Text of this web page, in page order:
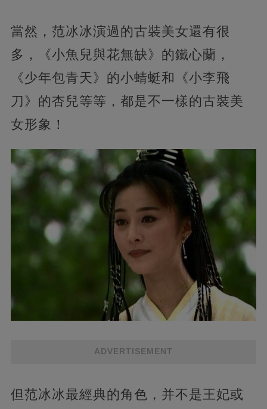
當然，范冰冰演過的古裝美女還有很
多，《小魚兒與花無缺》的鐵心蘭，
《少年包青天》的小蜻蜓和《小李飛
刀》的杏兒等等，都是不一樣的古裝美
女形象！
ADVERTISEMENT
但范冰冰最經典的角色，并不是王妃或